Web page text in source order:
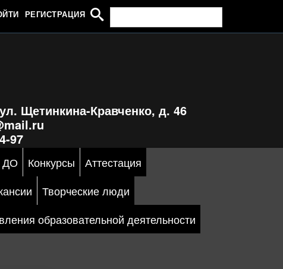
РЕГИСТРАЦИЯ
Щетинкина-Кравченко, д. 46
97
ДО Конкурсы
Аттестация
Творческие люди
образовательной деятельности